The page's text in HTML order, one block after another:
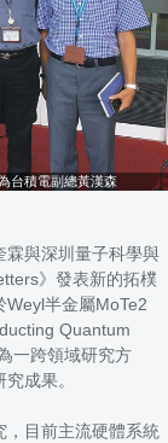
台積電副總黃漢森
霖與深圳量子科學與
》發表新的拓樸
半金屬MoTe2
Quantum
一跨領域研究方
成果。
，目前主流硬體系統